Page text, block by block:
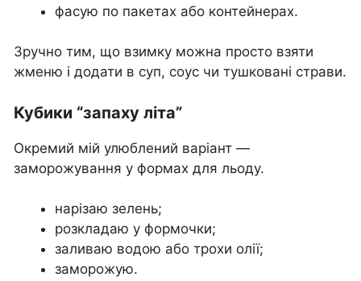
фасую по пакетах або контейнерах.
Зручно тим, що взимку можна просто взяти
жменю і додати в суп, соус чи тушковані страви.
Кубики “запаху літа”
Окремий мій улюблений варіант —
заморожування у формах для льоду.
нарізаю зелень;
розкладаю у формочки;
заливаю водою або трохи олії;
заморожую.